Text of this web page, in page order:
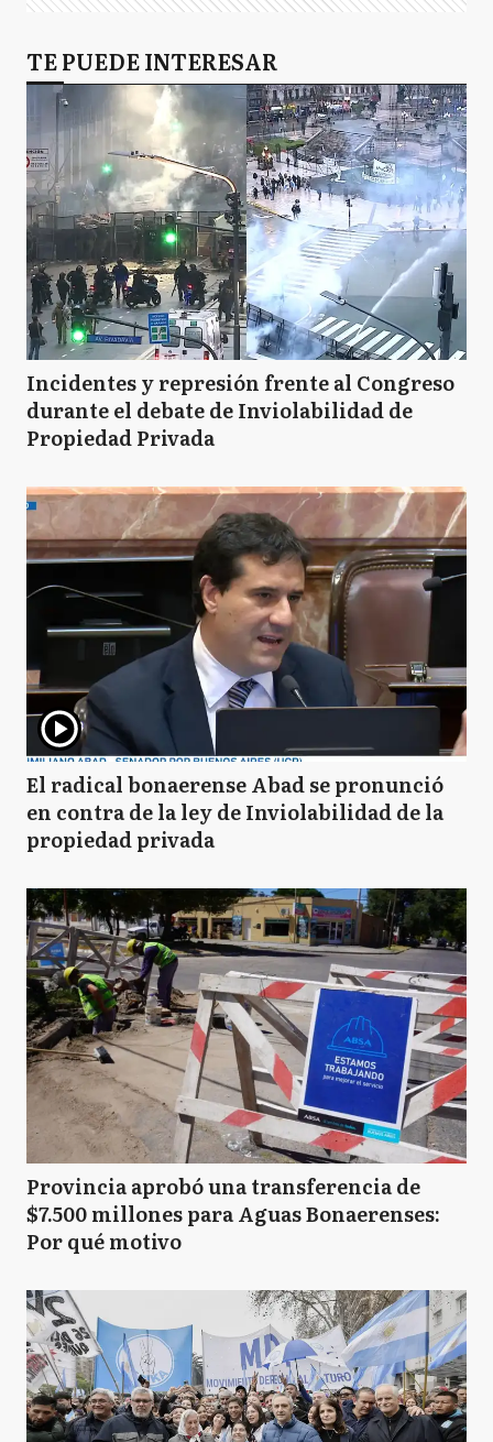
TE PUEDE INTERESAR
Incidentes y represión frente al Congreso
durante el debate de Inviolabilidad de
Propiedad Privada
El radical bonaerense Abad se pronunció
en contra de la ley de Inviolabilidad de la
propiedad privada
Provincia aprobó una transferencia de
$7.500 millones para Aguas Bonaerenses:
Por qué motivo